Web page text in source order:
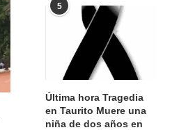
5
Última hora Tragedia
en Taurito Muere una
niña de dos años en